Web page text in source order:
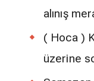
alınış
( Hoca )
üzerine